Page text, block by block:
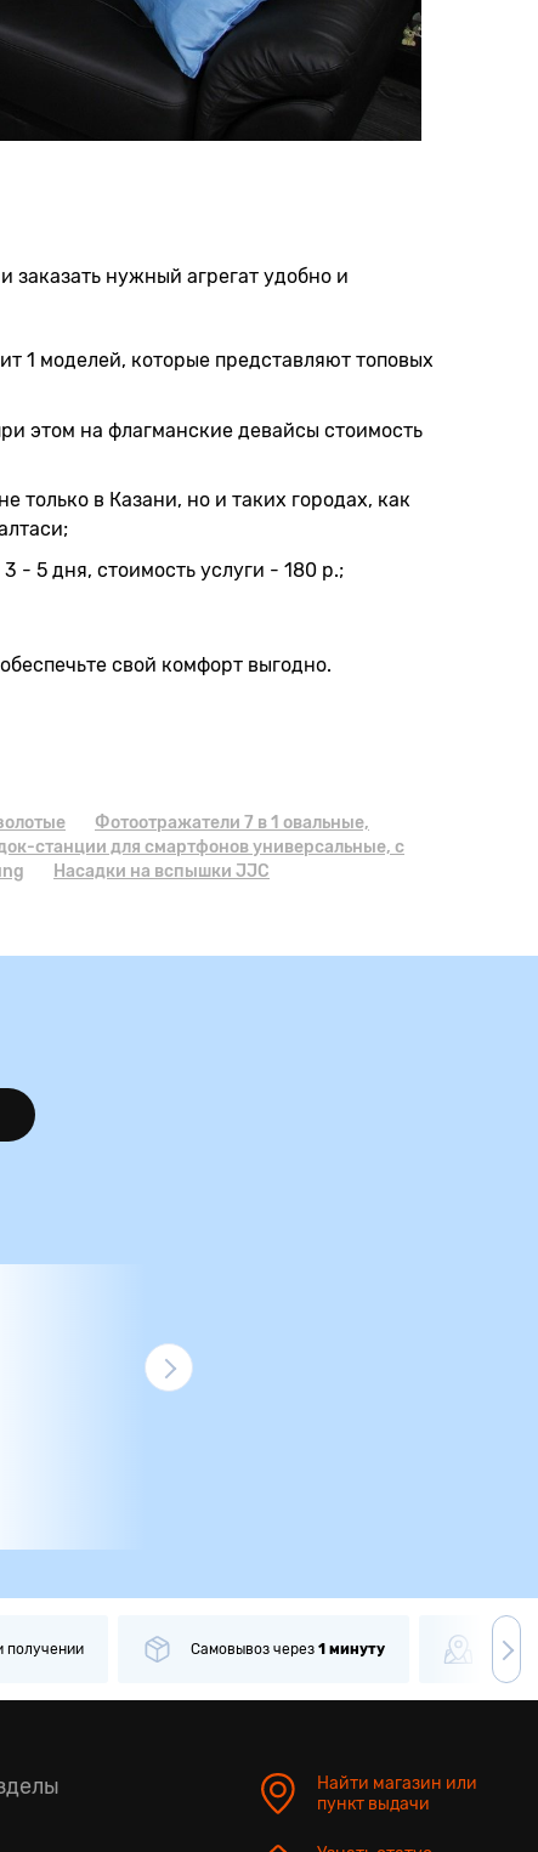
нужный агрегат удобно и
1 моделей, которые представляют топовых
этом на флагманские девайсы стоимость
только в Казани, но и таких городах, как
- 5 дня, стоимость услуги - 180 р.;
свой комфорт выгодно.
Фотоотражатели 7 в 1 овальные,
станции для смартфонов универсальные, с
Насадки на вспышки JJC
Самовывоз через 1 минуту Более 62 000пунктов
Найти магазин или
пункт выдачи